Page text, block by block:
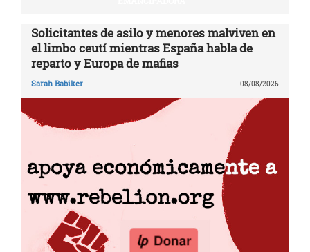
Solicitantes de asilo y menores malviven en
el limbo ceutí mientras España habla de
reparto y Europa de mafias
Sarah Babiker 08/08/2026